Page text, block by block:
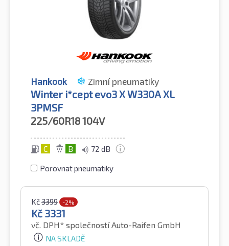
Hankook Zimní pneumatiky
Winter i*cept evo3 X W330A XL
3PMSF
225/60R18104V
C B 72 dB
Porovnat pneumatiky
Kč3399 -2%
Kč 3331
vč. DPH* společností Auto-Raifen GmbH
NA SKLADĚ